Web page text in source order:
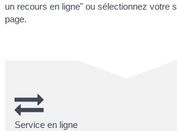
un recours en ligne" ou sélectionnez votre
page.
Service en ligne